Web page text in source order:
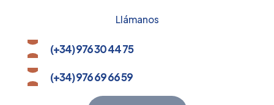
Llámanos
(+34) 976 30 44 75
(+34) 976 69 66 59